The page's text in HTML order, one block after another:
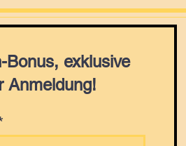
Bonus, exklusive
Anmeldung!